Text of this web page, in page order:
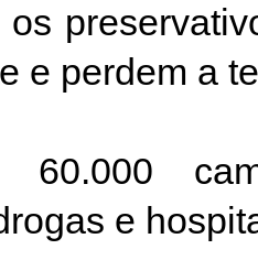
os
e perdem a
60.000
e